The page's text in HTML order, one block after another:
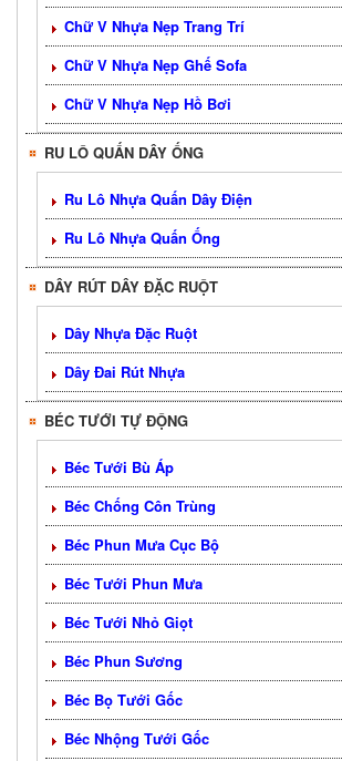
Chữ V Nhựa Nẹp Trang Trí
Chữ V Nhựa Nẹp Ghế Sofa
Chữ V Nhựa Nẹp Hồ Bơi
RU LÔ QUẤN DÂY ỐNG
Ru Lô Nhựa Quấn Dây Điện
Ru Lô Nhựa Quấn Ống
DÂY RÚT DÂY ĐẶC RUỘT
Dây Nhựa Đặc Ruột
Dây Đai Rút Nhựa
BÉC TƯỚI TỰ ĐỘNG
Béc Tưới Bù Áp
Béc Chống Côn Trùng
Béc Phun Mưa Cục Bộ
Béc Tưới Phun Mưa
Béc Tưới Nhỏ Giọt
Béc Phun Sương
Béc Bọ Tưới Gốc
Béc Nhộng Tưới Gốc